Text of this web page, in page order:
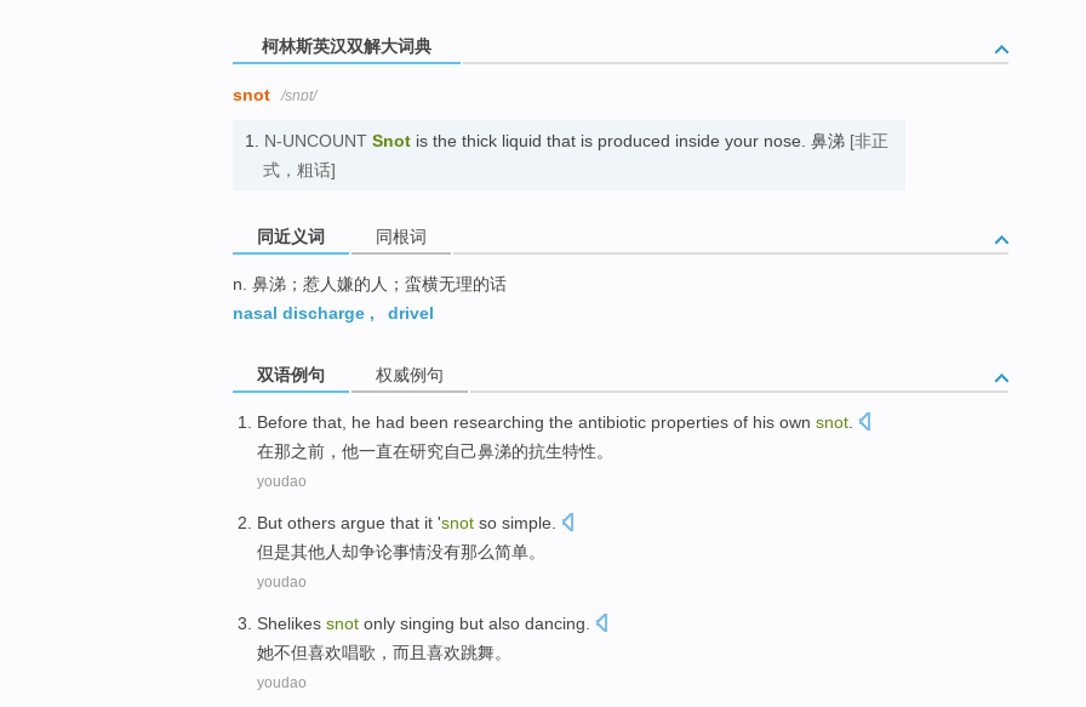
柯林斯英汉双解大词典
snot /snɒt/
1. N-UNCOUNT Snot is the thick liquid that is produced inside your nose. 鼻涕 [非正
式，粗话]
同近义词 同根词
n. 鼻涕；惹人嫌的人；蛮横无理的话
nasal discharge , drivel
双语例句 权威例句
Before that he had been researching the antibiotic properties of his own snot
在那之前， 他一直在研究自己鼻涕的抗生特性。
youdao
But others argue that it 'snot so simple
但是其他人却争论事情没有那么简单。
youdao
Shelikes snot only singing but also dancing
她不但喜欢唱歌 ， 而且 喜欢跳舞。
youdao